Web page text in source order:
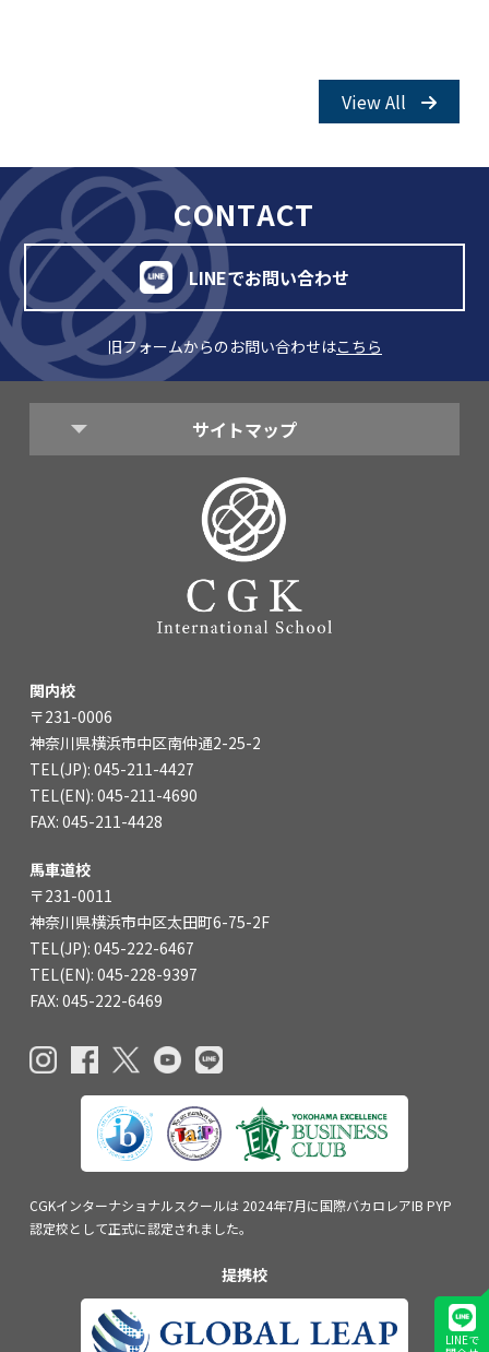
TEL(JP): 045-222-6467
TEL(EN): 045-228-9397
View All
CONTACT
LINEでお問い合わせ
旧フォームからのお問い合わせはこちら
サイトマップ
関内校
〒231-0006
神奈川県横浜市中区南仲通2-25-2
TEL(JP): 045-211-4427
TEL(EN): 045-211-4690
FAX: 045-211-4428
馬車道校
〒231-0011
神奈川県横浜市中区太田町6-75-2F
TEL(JP): 045-222-6467
TEL(EN): 045-228-9397
FAX: 045-222-6469
CGKインターナショナルスクールは 2024年7月に国際バカロレアIB PYP
認定校として正式に認定されました。
提携校
LINEで